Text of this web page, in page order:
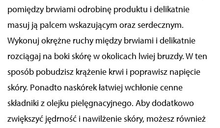
pomiędzy brwiami odrobinę produktu i delikatnie
masuj ją palcem wskazującym oraz serdecznym.
Wykonuj okrężne ruchy między brwiami i delikatnie
rozciągaj na boki skórę w okolicach lwiej bruzdy. W ten
sposób pobudzisz krążenie krwi i poprawisz napięcie
skóry. Ponadto naskórek łatwiej wchłonie cenne
składniki z olejku pielęgnacyjnego. Aby dodatkowo
zwiększyć jędrność i nawilżenie skóry, możesz również